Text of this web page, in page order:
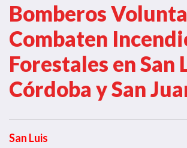
Bomberos
Combaten
Forestales en San
Córdoba y San
San Luis